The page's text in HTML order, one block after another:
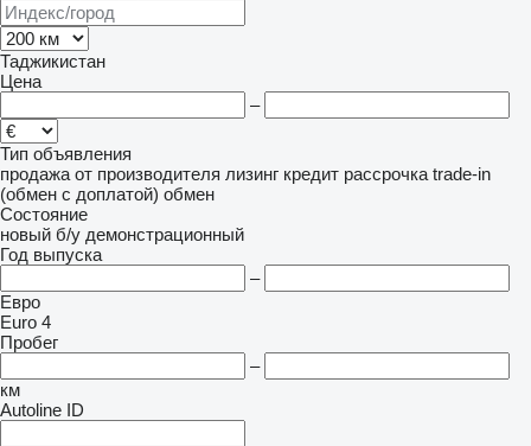
Таджикистан
Цена
–
Тип объявления
продажа от производителя лизинг кредит рассрочка trade-in
(обмен с доплатой) обмен
Состояние
новый б/у демонстрационный
Год выпуска
–
Евро
Euro 4
Пробег
–
км
Autoline ID